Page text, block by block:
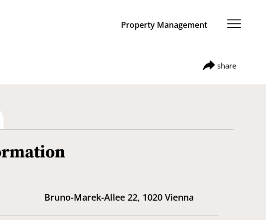
Property Management
share
search/wohnbauprojekte/referenzprojekte/
bruno-green-urban
Bruno-Marek-Allee 22, 1020 Vienna